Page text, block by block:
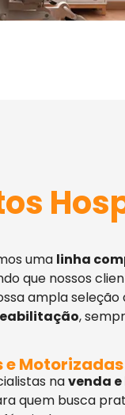
uma linha
que nossos
ampla
,
e Motorizadas
navenda
quem busca